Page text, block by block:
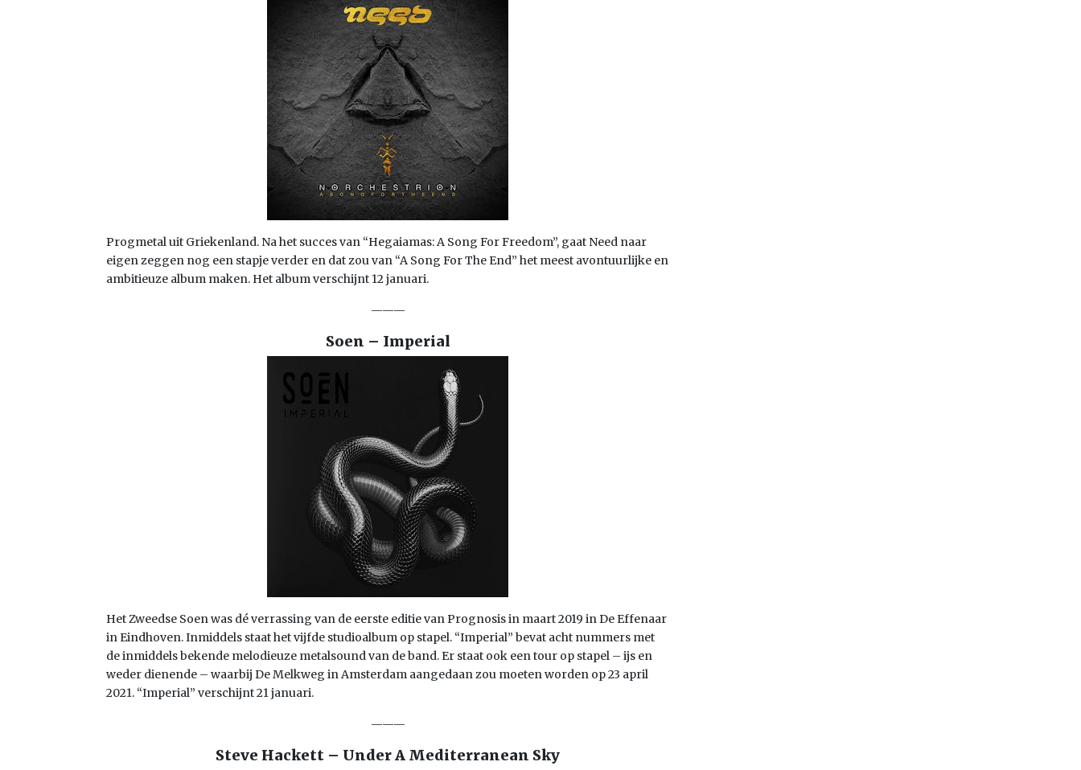
Progmetal uit Griekenland. Na het succes van “Hegaiamas: A Song For Freedom”, gaat Need naar
eigen zeggen nog een stapje verder en dat zou van “A Song For The End” het meest avontuurlijke en
ambitieuze album maken. Het album verschijnt 12 januari.
———
Soen – Imperial
Het Zweedse Soen was dé verrassing van de eerste editie van Prognosis in maart 2019 in De Effenaar
in Eindhoven. Inmiddels staat het vijfde studioalbum op stapel. “Imperial” bevat acht nummers met
de inmiddels bekende melodieuze metalsound van de band. Er staat ook een tour op stapel – ijs en
weder dienende – waarbij De Melkweg in Amsterdam aangedaan zou moeten worden op 23 april
2021. “Imperial” verschijnt 21 januari.
———
Steve Hackett – Under A Mediterranean Sky